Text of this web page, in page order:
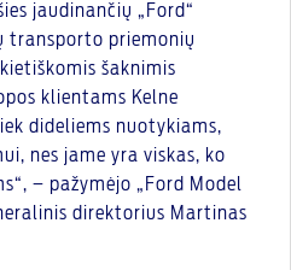
jaudinančių „Ford“
transporto priemonių
šaknimis
klientams Kelne
dideliems nuotykiams,
nes jame yra viskas, ko
– pažymėjo „Ford Model
direktorius Martinas